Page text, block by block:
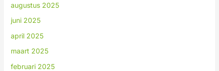
augustus 2025
juni 2025
april 2025
maart 2025
februari 2025